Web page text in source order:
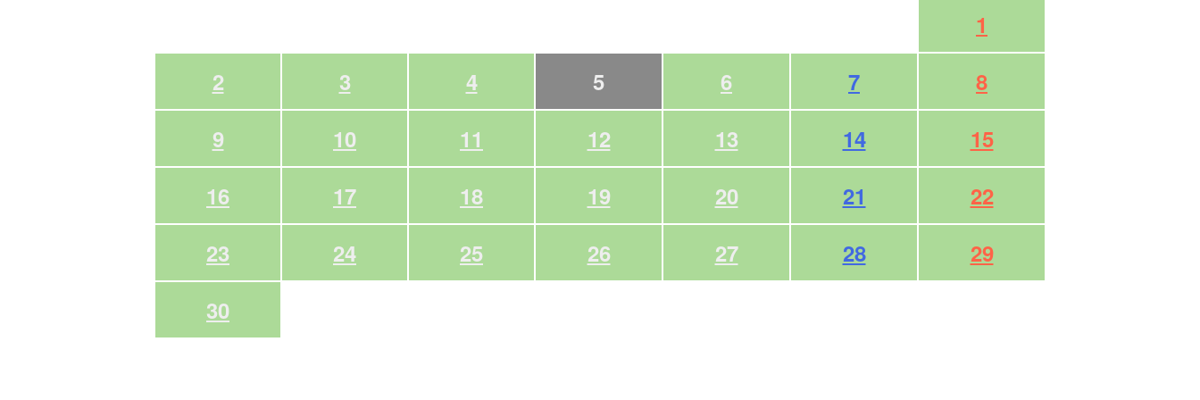
1
2
3 4 5 6 7
8
9
10 11 12 13 14
15
16
17 18 19 20 21
22
23
24 25 26 27 28
29
30